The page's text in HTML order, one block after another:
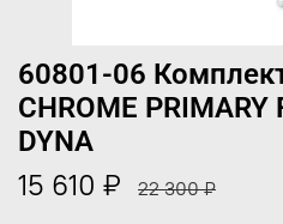
60801-06
CHROME PRIMARY
DYNA
15 610 ₽ 22 300 ₽